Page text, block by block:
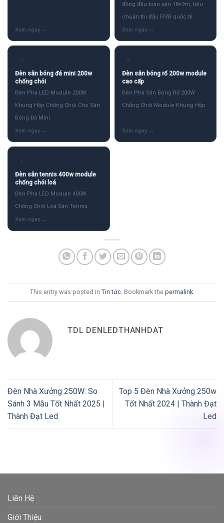
đồng đều toàn sân 18×9m, tiêu
chuẩn thi đấu FIVB quốc tế
✓
Đèn sân bóng đá mini 200w
chống chói
Đèn Pha LED Module 200W
Khung Hộp Chống Chói Cho Sân
Bóng Đá Mini
✓
Đèn sân bóng rổ 200w module
cao cấp
Đèn Pha Sân Bóng Rổ 200W
Chống Chói Module Khung Hộp
✓
Đèn sân tennis 400w module
chống chói loá
Đèn Pha LED Module 400W
Chống Chói Loá Sân Tennis
This entry was posted in Tin tức. Bookmark the permalink.
TDL DENLEDTHANHDAT
Đèn Nhà Xưởng 250W: So
Sánh 3 Mẫu Tốt Nhất 2025 |
Thành Đạt Led
Top 5 Đèn Nhà Xưởng 250w
Tốt Nhất 2024 | Thành Đạt
Led
Liên Hệ
Giới Thiệu